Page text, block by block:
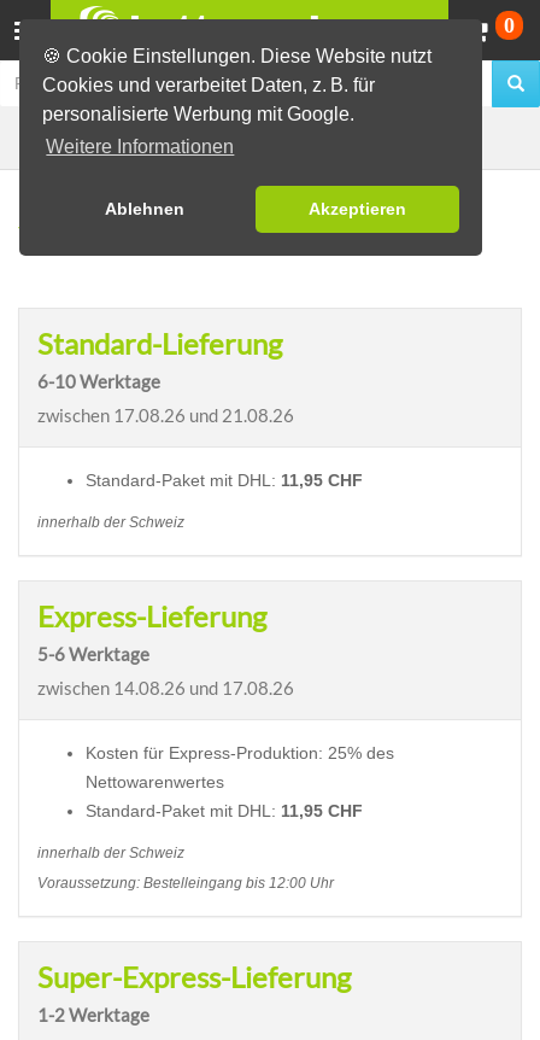
🍪 Cookie Einstellungen. Diese Website nutzt
Cookies und verarbeitet Daten, z. B. für
personalisierte Werbung mit Google.
Weitere Informationen
Ablehnen Akzeptieren
0
Lieferzeiten, Kosten und Zahlungsarten
Versandkosten
Standard-Lieferung
6-10 Werktage
zwischen 17.08.26 und 21.08.26
Standard-Paket mit DHL: 11,95 CHF
innerhalb der Schweiz
Express-Lieferung
5-6 Werktage
zwischen 14.08.26 und 17.08.26
Kosten für Express-Produktion: 25% des
Nettowarenwertes
Standard-Paket mit DHL: 11,95 CHF
innerhalb der Schweiz
Voraussetzung: Bestelleingang bis 12:00 Uhr
Super-Express-Lieferung
1-2 Werktage